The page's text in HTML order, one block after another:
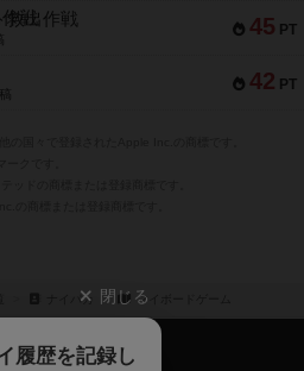
45 PT
救出作戦
42 PT
ナイパカ マイボードゲーム
閉じる
履歴を記録し